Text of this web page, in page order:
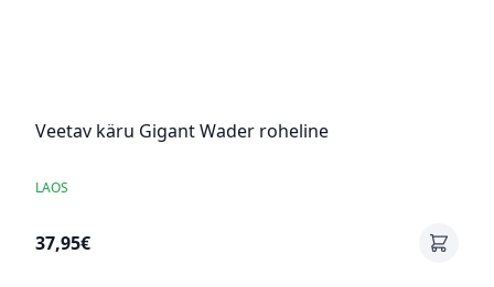
Veetav käru Gigant Wader roheline
LAOS
37,95€